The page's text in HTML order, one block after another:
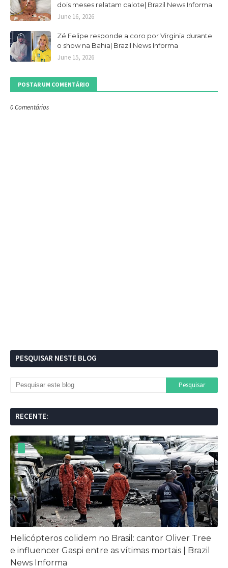
dois meses relatam calote| Brazil News Informa
June 16, 2026
Zé Felipe responde a coro por Virginia durante
o show na Bahia| Brazil News Informa
June 15, 2026
POSTAR UM COMENTÁRIO
0 Comentários
PESQUISAR NESTE BLOG
RECENTE:
Helicópteros colidem no Brasil: cantor Oliver Tree
e influencer Gaspi entre as vítimas mortais | Brazil
News Informa